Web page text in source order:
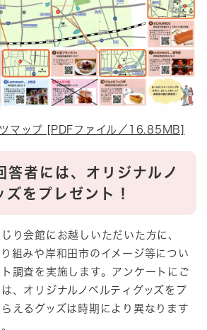
マップ [PDFファイル／16.85MB]
答者には、オリジナルノ
ズをプレゼント！
り会館にお越しいただいた方に、
組みや岸和田市のイメージ等につい
調査を実施します。アンケートにご
、オリジナルノベルティグッズをプ
えるグッズは時期により異なります